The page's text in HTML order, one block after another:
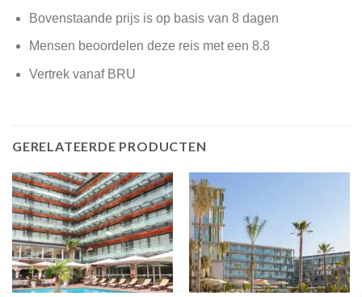
Bovenstaande prijs is op basis van 8 dagen
Mensen beoordelen deze reis met een 8.8
Vertrek vanaf BRU
GERELATEERDE PRODUCTEN